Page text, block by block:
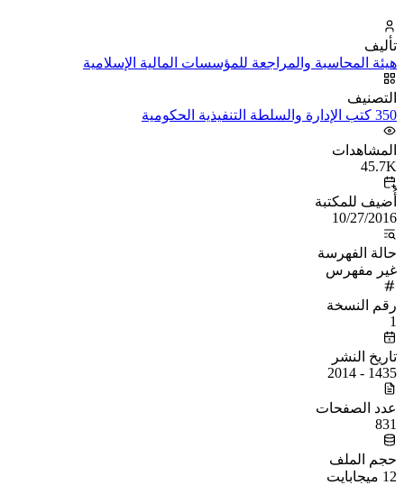
تأليف
هيئة المحاسبة والمراجعة للمؤسسات المالية الإسلامية
التصنيف
350 كتب الإدارة والسلطة التنفيذية الحكومية
المشاهدات
45.7K
أُضيف للمكتبة
10/27/2016
حالة الفهرسة
غير مفهرس
رقم النسخة
1
تاريخ النشر
1435 - 2014
عدد الصفحات
831
حجم الملف
12 ميجابايت